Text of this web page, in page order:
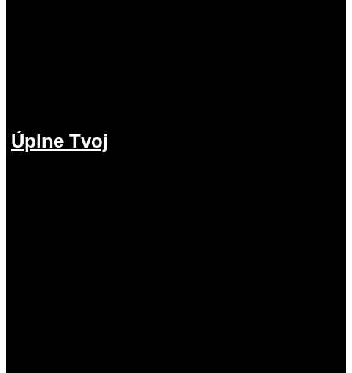
Úplne Tvoj